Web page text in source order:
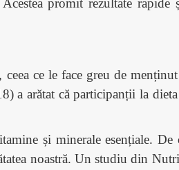
promit rezultate rapide
ce le face greu de
a arătat că participanții la
și minerale esențiale. De
noastră. Un studiu din